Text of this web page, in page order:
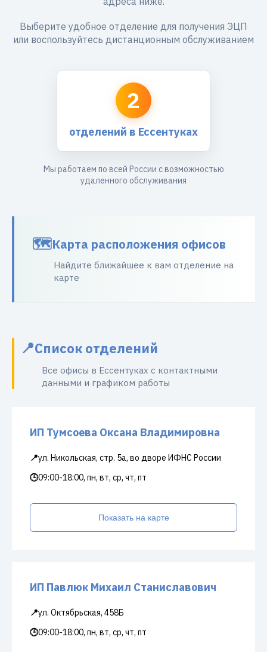
Выберите удобное отделение для получения ЭЦП
или воспользуйтесь дистанционным обслуживанием
2
отделений в Ессентуках
Мы работаем по всей России с возможностью
удаленного обслуживания
Карта расположения офисов
Найдите ближайшее к вам отделение на
карте
Список отделений
Все офисы в Ессентуках с контактными
данными и графиком работы
ИП Тумсоева Оксана Владимировна
📍ул. Никольская, стр. 5а, во дворе ИФНС России
🕒09:00-18:00, пн, вт, ср, чт, пт
Показать на карте
ИП Павлюк Михаил Станиславович
📍ул. Октябрьская, 458Б
🕒09:00-18:00, пн, вт, ср, чт, пт